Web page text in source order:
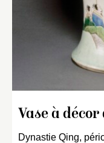
Vase à
Dynastie Qing,